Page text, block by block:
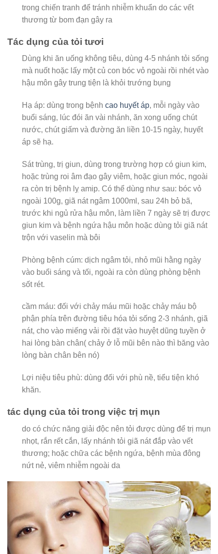
trong chiến tranh để tránh nhiễm khuẩn do các vết
thương từ bom đạn gây ra
Tác dụng của tỏi tươi
Dùng khi ăn uống không tiêu, dùng 4-5 nhánh tỏi sống
mà nuốt hoặc lấy một củ con bóc vỏ ngoài rồi nhét vào
hậu môn gây trung tiện là khỏi trướng bụng
Hạ áp: dùng trong bệnh cao huyết áp, mỗi ngày vào
buổi sáng, lúc đói ăn vài nhánh, ăn xong uống chút
nước, chút giấm và đường ăn liền 10-15 ngày, huyết
áp sẽ hạ.
Sát trùng, trị giun, dùng trong trường hợp có giun kim,
hoặc trùng roi âm đạo gây viêm, hoặc giun móc, ngoài
ra còn trị bệnh lỵ amip. Có thể dùng như sau: bóc vỏ
ngoài 100g, giã nát ngâm 1000ml, sau 24h bỏ bã,
trước khi ngủ rửa hậu môn, làm liền 7 ngày sẽ trị được
giun kim và bệnh ngứa hậu môn hoặc dùng tỏi giã nát
trộn với vaselin mà bôi
Phòng bệnh cúm: dịch ngâm tỏi, nhỏ mũi hằng ngày
vào buổi sáng và tối, ngoài ra còn dùng phòng bệnh
sốt rét.
cầm máu: đối với chảy máu mũi hoặc chảy máu bộ
phận phía trên đường tiêu hóa tỏi sống 2-3 nhánh, giã
nát, cho vào miếng vải rồi đặt vào huyệt dũng tuyền ở
hai lòng bàn chân( chảy ở lỗ mũi bên nào thì băng vào
lòng bàn chân bên nó)
Lợi niệu tiêu phù: dùng đối với phù nề, tiểu tiện khó
khăn.
tác dụng của tỏi trong việc trị mụn
do có chức năng giải độc nên tỏi được dùng để trị mụn
nhọt, rắn rết cắn, lấy nhánh tỏi giã nát đắp vào vết
thương; hoặc chữa các bệnh ngứa, bệnh mùa đông
nứt nẻ, viêm nhiễm ngoài da